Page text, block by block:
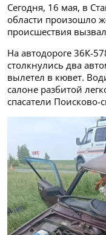
Сегодня, 16 мая, в
области произошло
происшествия
На автодороге 36К-
столкнулись два
вылетел в кювет.
салоне разбитой
спасатели Поисково-